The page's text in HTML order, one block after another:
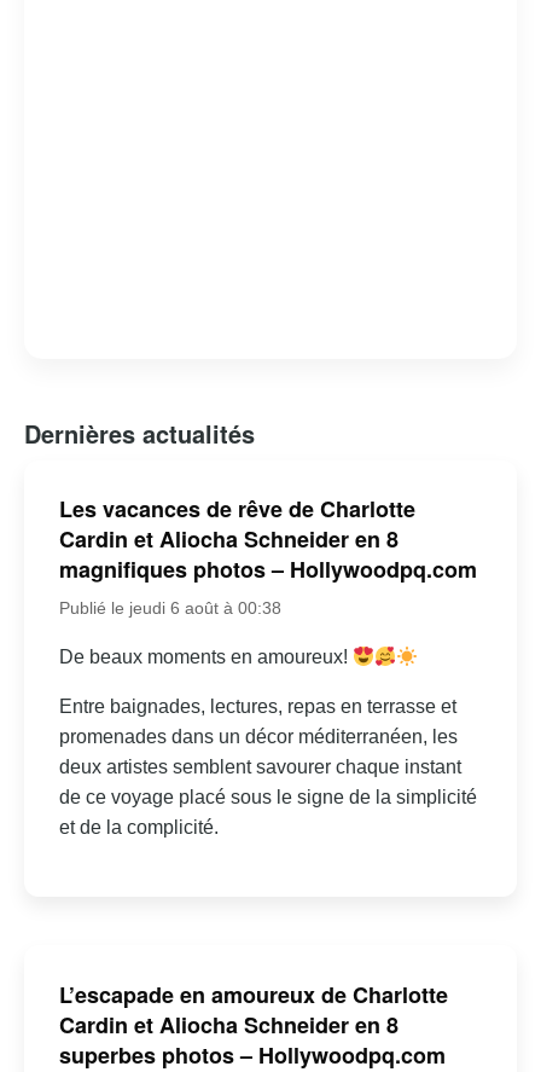
Dernières actualités
Les vacances de rêve de Charlotte
Cardin et Aliocha Schneider en 8
magnifiques photos – Hollywoodpq.com
Publié le jeudi 6 août à 00:38
De beaux moments en amoureux!
Entre baignades, lectures, repas en terrasse et
promenades dans un décor méditerranéen, les
deux artistes semblent savourer chaque instant
de ce voyage placé sous le signe de la simplicité
et de la complicité.
L’escapade en amoureux de Charlotte
Cardin et Aliocha Schneider en 8
superbes photos – Hollywoodpq.com